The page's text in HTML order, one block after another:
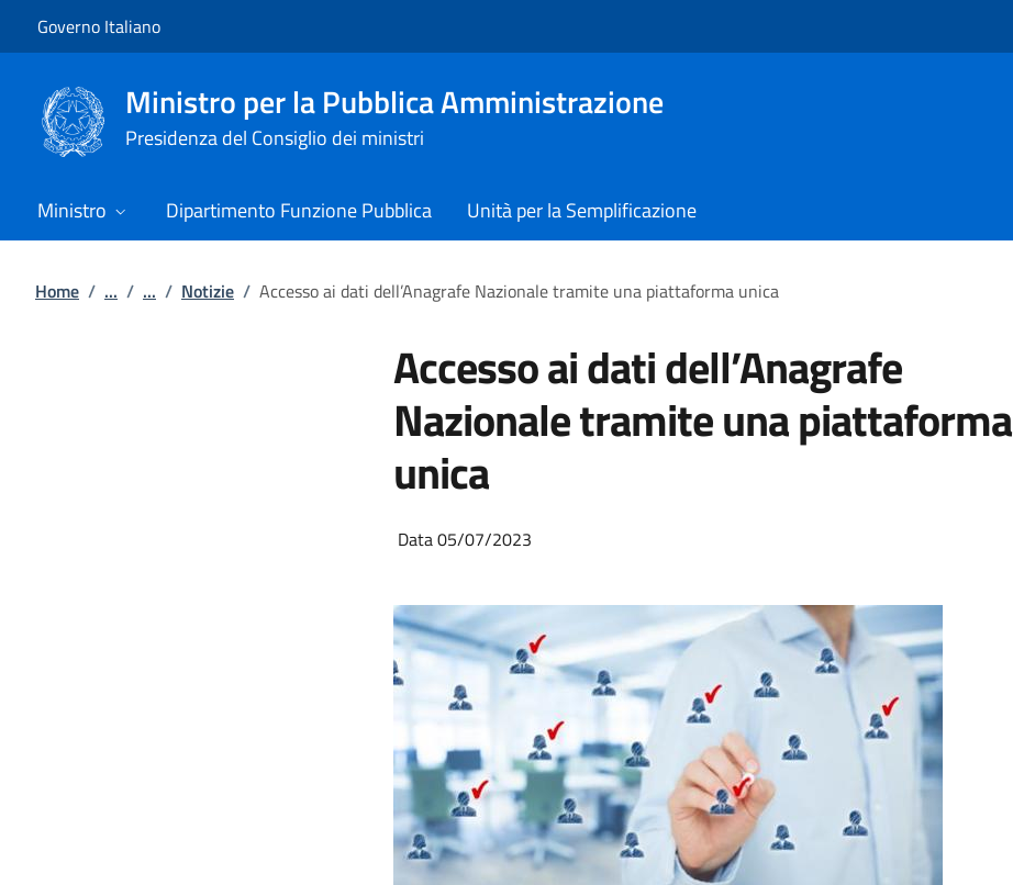
Governo Italiano
Ministro per la Pubblica Amministrazione
Presidenza del Consiglio dei ministri
Ministro Dipartimento Funzione Pubblica Unità per la Semplificazione
Home / ... / ... / Notizie / Accesso ai dati dell’Anagrafe Nazionale tramite una piattaforma unica
Accesso ai dati dell’Anagrafe
Nazionale tramite una piattaforma
unica
Data 05/07/2023